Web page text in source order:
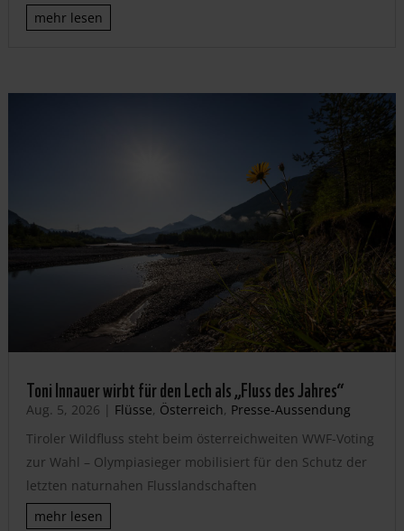
mehr lesen
Toni Innauer wirbt für den Lech als „Fluss des Jahres“
Aug. 5, 2026 | Flüsse, Österreich, Presse-Aussendung
Tiroler Wildfluss steht beim österreichweiten WWF-Voting
zur Wahl – Olympiasieger mobilisiert für den Schutz der
letzten naturnahen Flusslandschaften
mehr lesen